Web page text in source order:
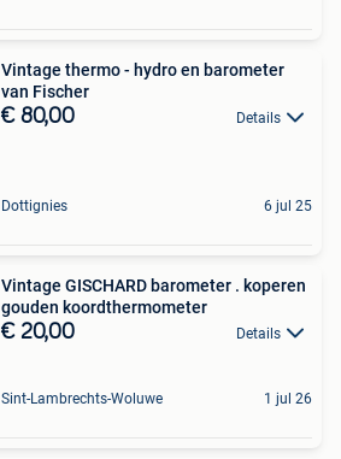
Vintage thermo - hydro en barometer
van Fischer
€ 80,00 Details
Dottignies 6 jul 25
Vintage GISCHARD barometer . koperen
gouden koordthermometer
€ 20,00 Details
Sint-Lambrechts-Woluwe 1 jul 26